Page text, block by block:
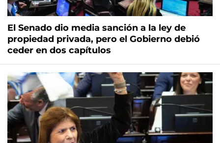
El Senado dio media sanción a la ley de
propiedad privada, pero el Gobierno debió
ceder en dos capítulos